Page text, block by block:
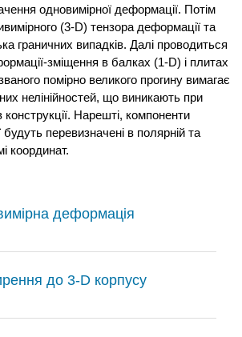
одновимірної деформації. Потім
(3-D) тензора деформації та
граничних випадків. Далі проводиться
зміщення в балках (1-D) і плитах
помірно великого прогину вимагає
нелінійностей, що виникають при
конструкції. Нарешті, компоненти
перевизначені в полярній та
координат.
деформація
до 3-D корпусу